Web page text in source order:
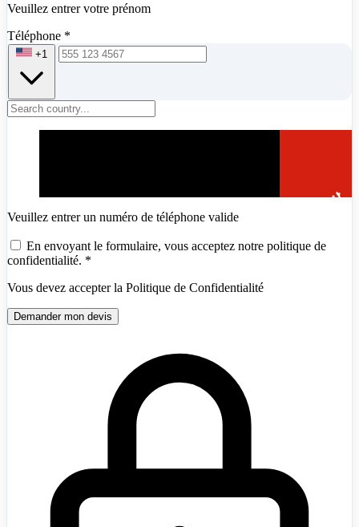
Veuillez entrer votre prénom
Téléphone *
+1
Veuillez entrer un numéro de téléphone valide
En envoyant le formulaire, vous acceptez notre politique de
confidentialité. *
Vous devez accepter la Politique de Confidentialité
Demander mon devis